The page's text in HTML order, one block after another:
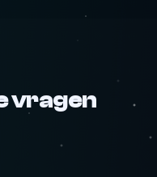
vragen